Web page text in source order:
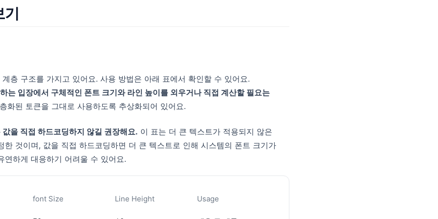
기
층 구조를 가지고 있어요. 사용 방법은 아래 표에서 확인할 수 있어요.
는 입장에서 구체적인 폰트 크기와 라인 높이를 외우거나 직접 계산할 필요는
화된 토큰을 그대로 사용하도록 추상화되어 있어요.
을 직접 하드코딩하지 않길 권장해요. 이 표는 더 큰 텍스트가 적용되지 않은
한 것이며, 값을 직접 하드코딩하면 더 큰 텍스트로 인해 시스템의 폰트 크기가
연하게 대응하기 어려울 수 있어요.
font Size Line Height Usage